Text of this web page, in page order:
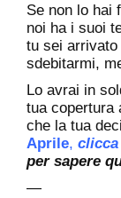
Se non lo hai
noi ha i suoi
tu sei arrivato
sdebitarmi,
Lo avrai in
tua copertura
che la tua
Aprile, clicca
per sapere
—